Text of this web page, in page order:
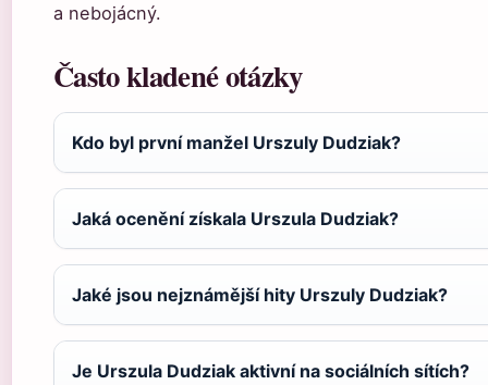
a nebojácný.
Často kladené otázky
Kdo byl první manžel Urszuly Dudziak?
Jaká ocenění získala Urszula Dudziak?
Jaké jsou nejznámější hity Urszuly Dudziak?
Je Urszula Dudziak aktivní na sociálních sítích?